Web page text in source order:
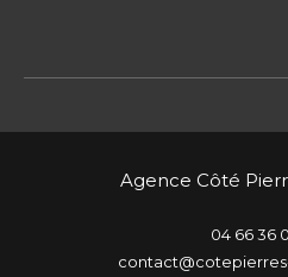
Agence Côté
04 66 36